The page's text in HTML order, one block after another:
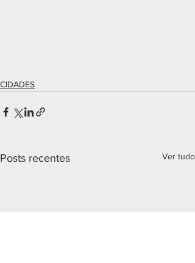
CIDADES
Posts recentes Ver tudo